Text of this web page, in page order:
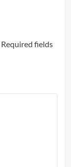
Required fields